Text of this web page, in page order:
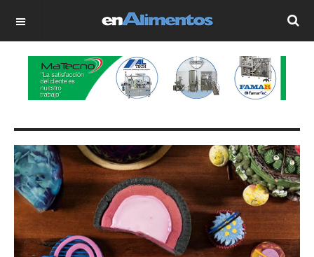
OFF CANVAS